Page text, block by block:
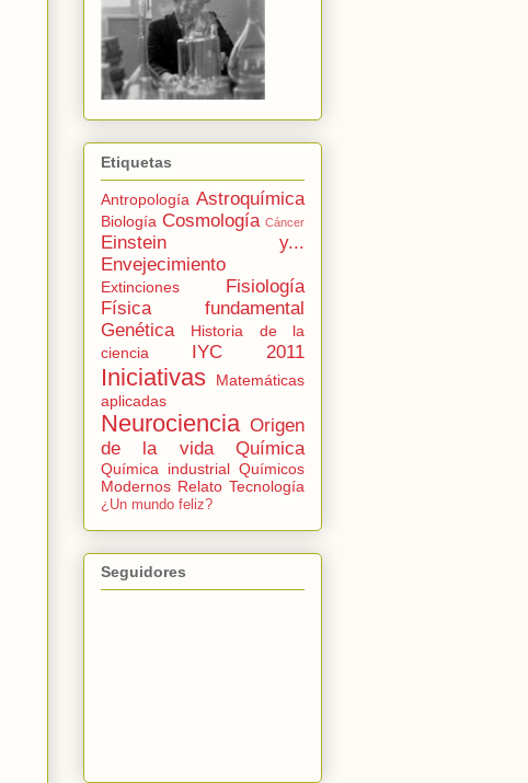
Etiquetas
Antropología Astroquímica
Biología Cosmología Cáncer
Einstein y...
Envejecimiento
Extinciones
Fisiología
Física fundamental
Genética
Historia de la
ciencia
IYC 2011
Iniciativas
Matemáticas
aplicadas
Neurociencia Origen
de la vida
Química
Química industrial Químicos
Modernos Relato Tecnología
¿Un mundo feliz?
Seguidores